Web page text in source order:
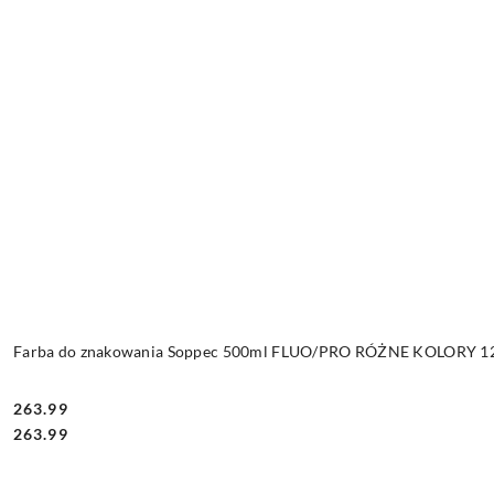
Farba do znakowania Soppec 500ml FLUO/PRO RÓŻNE KOLORY
Cena:
263.99
Cena:
263.99